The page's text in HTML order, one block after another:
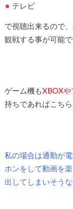
テレビ
で視聴出来るので
観戦する事が可能で
ゲーム機もXBOXや
持ちであればこち
私の場合は通勤が
ホンをして動画を
出してしまいそう